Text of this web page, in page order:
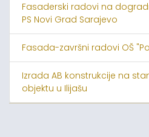
Fasaderski radovi na
PS Novi Grad Sarajevo
Fasada-završni radovi OŠ
Izrada AB konstrukcije na
objektu u Ilijašu